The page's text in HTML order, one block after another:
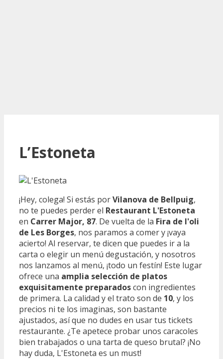
L’Estoneta
¡Hey, colega! Si estás porVilanova de Bellpuig,
no te puedes perder el Restaurant L'Estoneta
en Carrer Major, 87. De vuelta de la Fira de l'oli
de Les Borges, nos paramos a comer y ¡vaya
acierto! Al reservar, te dicen que puedes ir a la
carta o elegir un menú degustación, y nosotros
nos lanzamos al menú, ¡todo un festín! Este lugar
ofrece una amplia selección de platos
exquisitamente preparadoscon ingredientes
de primera. La calidad y el trato son de 10, y los
precios ni te los imaginas, son bastante
ajustados, así que no dudes en usar tus tickets
restaurante. ¿Te apetece probar unos caracoles
bien trabajados o una tarta de queso brutal? ¡No
hay duda, L'Estoneta es un must!